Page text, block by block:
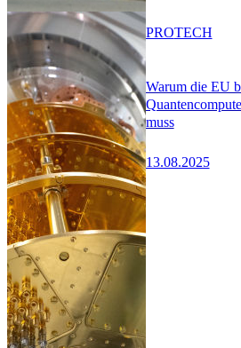
Warum die EU
muss
13.08.2025
PROTECH